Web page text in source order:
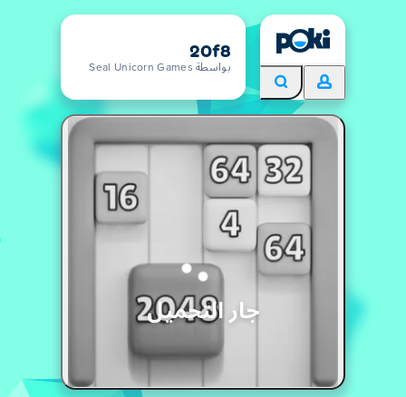
20f8
بواسطة Seal Unicorn Games
جار التحميل